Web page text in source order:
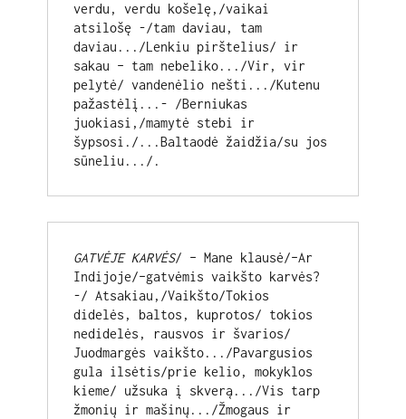
verdu, verdu košelę,/vaikai
atsilošę -/tam daviau, tam
daviau.../Lenkiu pirštelius/ ir
sakau – tam nebeliko.../Vir, vir
pelytė/ vandenėlio nešti.../Kutenu
pažastėlį...- /Berniukas
juokiasi,/mamytė stebi ir
šypsosi./...Baltaodė žaidžia/su jos
sūneliu.../.
GATVĖJE KARVĖS/ – Mane klausė/–Ar
Indijoje/–gatvėmis vaikšto karvės?
-/ Atsakiau,/Vaikšto/Tokios
didelės, baltos, kuprotos/ tokios
nedidelės, rausvos ir švarios/
Juodmargės vaikšto.../Pavargusios
gula ilsėtis/prie kelio, mokyklos
kieme/ užsuka į skverą.../Vis tarp
žmonių ir mašinų.../Žmogaus ir